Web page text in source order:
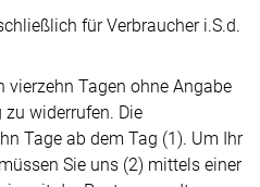
für Verbraucher i.S.d.
vierzehn Tagen ohne Angabe
zu widerrufen. Die
Tage ab dem Tag (1). Um Ihr
Sie uns (2) mittels einer